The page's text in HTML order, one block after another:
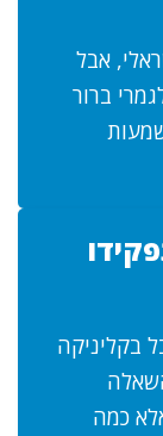
אבל
ברור
גרם ותפקידו
בקליניקה
כמה